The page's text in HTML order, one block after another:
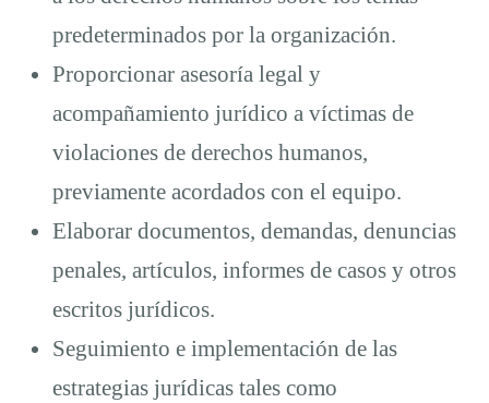
predeterminados por la organización.
Proporcionar asesoría legal y
acompañamiento jurídico a víctimas de
violaciones de derechos humanos,
previamente acordados con el equipo.
Elaborar documentos, demandas, denuncias
penales, artículos, informes de casos y otros
escritos jurídicos.
Seguimiento e implementación de las
estrategias jurídicas tales como